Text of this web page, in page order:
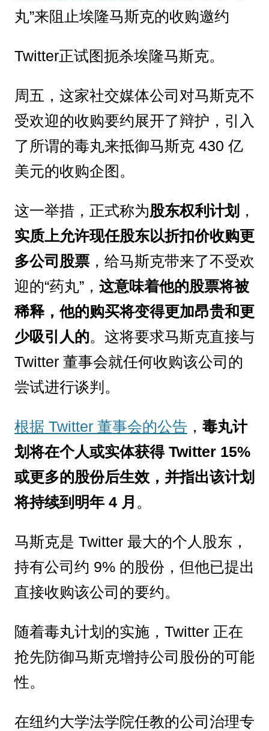
丸”来阻止埃隆马斯克的收购邀约
Twitter正试图扼杀埃隆马斯克。
周五，这家社交媒体公司对马斯克不
受欢迎的收购要约展开了辩护，引入
了所谓的毒丸来抵御马斯克 430 亿
美元的收购企图。
这一举措，正式称为股东权利计划 ，
实质上允许现任股东以折扣价收购更
多公司股票 ，给马斯克带来了不受欢
迎的“药丸”， 这意味着他的股票将被
稀释，他的购买将变得更加昂贵和更
少吸引人的。这将要求马斯克直接与
Twitter 董事会就任何收购该公司的
尝试进行谈判。
根据 Twitter 董事会的公告 ， 毒丸计
划将在个人或实体获得 Twitter 15%
或更多的股份后生效，并指出该计划
将持续到明年 4 月 。
马斯克是 Twitter 最大的个人股东，
持有公司约 9% 的股份，但他已提出
直接收购该公司的要约。
随着毒丸计划的实施，Twitter 正在
抢先防御马斯克增持公司股份的可能
性。
在纽约大学法学院任教的公司治理专